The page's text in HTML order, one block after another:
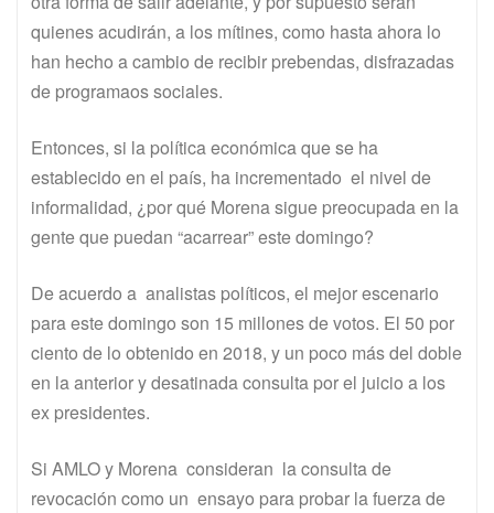
quienes acudirán, a los mítines, como hasta ahora lo
han hecho a cambio de recibir prebendas, disfrazadas
de programaos sociales.
Entonces, si la política económica que se ha
establecido en el país, ha incrementado el nivel de
informalidad, ¿por qué Morena sigue preocupada en la
gente que puedan “acarrear” este domingo?
De acuerdo a analistas políticos, el mejor escenario
para este domingo son 15 millones de votos. El 50 por
ciento de lo obtenido en 2018, y un poco más del doble
en la anterior y desatinada consulta por el juicio a los
ex presidentes.
Si AMLO y Morena consideran la consulta de
revocación como un ensayo para probar la fuerza de